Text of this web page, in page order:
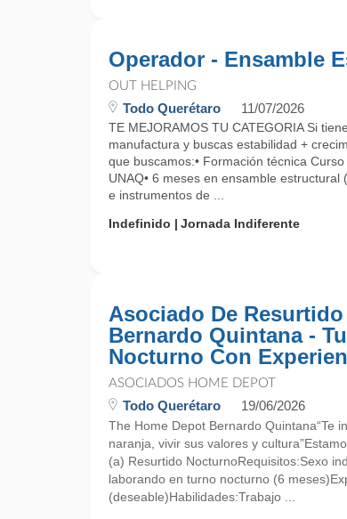
Operador - Ensamble
OUT HELPING
Todo Querétaro 11/07/2026
TE MEJORAMOS TU CATEGORIA Si
manufactura y buscas estabilidad +
que buscamos:• Formación técnica
UNAQ• 6 meses en ensamble
e instrumentos de ...
Indefinido
Jornada Indiferente
Asociado De
Bernardo Quintana -
Nocturno Con
ASOCIADOS HOME DEPOT
Todo Querétaro 19/06/2026
The Home Depot Bernardo Quintana“Te
naranja, vivir sus valores y
(a) Resurtido NocturnoRequisitos:Sexo
laborando en turno nocturno (6
(deseable)Habilidades:Trabajo ...